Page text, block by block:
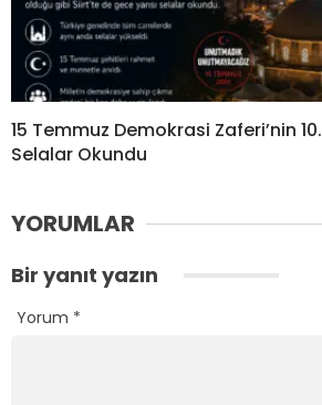
15 Temmuz Demokrasi Zaferi’nin
Selalar Okundu
YORUMLAR
Bir yanıt yazın
Yorum *